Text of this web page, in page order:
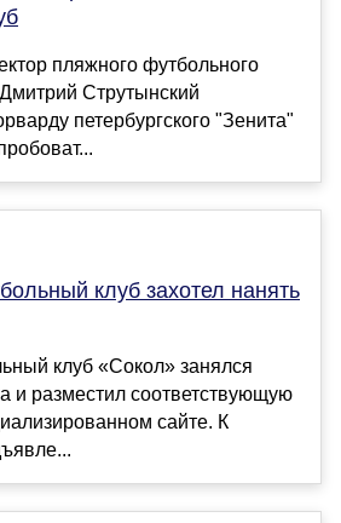
пляжного футбольного
Струтынский
петербургского "Зенита"
клуб захотел нанять
клуб «Сокол» занялся
и разместил соответствующую
сайте. К